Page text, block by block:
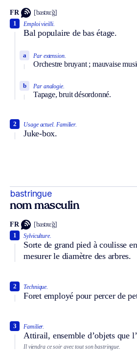
FR [bastʀɛ̃g]
Emploi vieilli.
Bal populaire de bas étage.
1
Par extension.
Orchestre bruyant ; mauvaise
a
Par analogie.
Tapage, bruit désordonné.
b
Usage actuel. Familier.
Juke-box.
2
bastringue
nom masculin
FR [bastʀɛ̃g]
Sylviculture.
Sorte de grand pied à coulisse
mesurer le diamètre des arbres.
1
Technique.
Foret employé pour percer de
2
Familier.
Attirail, ensemble d’objets que
3
Il viendra ce soir avec tout son bastringue.